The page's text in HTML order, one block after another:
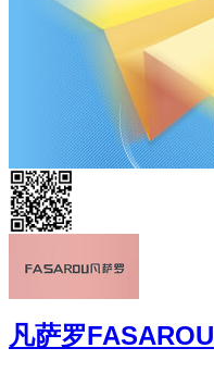
凡萨罗FASAROU